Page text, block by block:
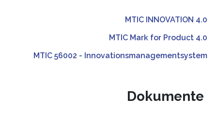
MTIC INNOVATION 4.0
MTIC Mark for Product 4.0
MTIC 56002 - Innovationsmanagementsystem
Dokumente